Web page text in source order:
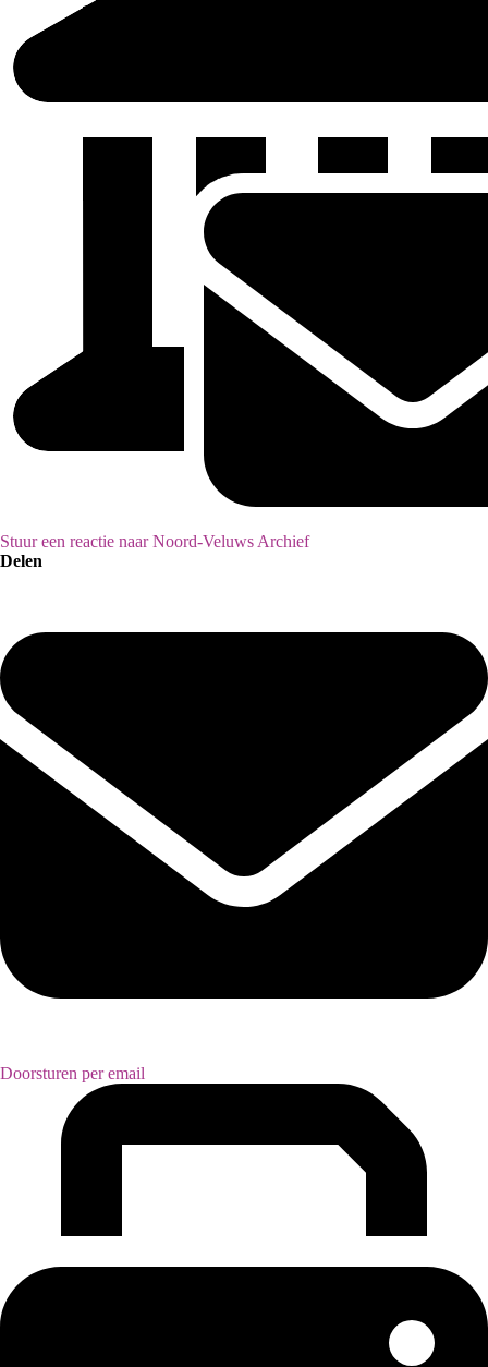
Stuur een reactie naar Noord-Veluws Archief
Delen
Doorsturen per email